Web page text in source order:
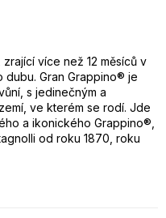
více než 12 měsíců v
Gran Grappino® je
s jedinečným a
ve kterém se rodí. Jde
a ikonického Grappino®,
od roku 1870, roku